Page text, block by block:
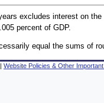
excludes interest on
percent of GDP.
equal the sums of
| Website Policies & Other